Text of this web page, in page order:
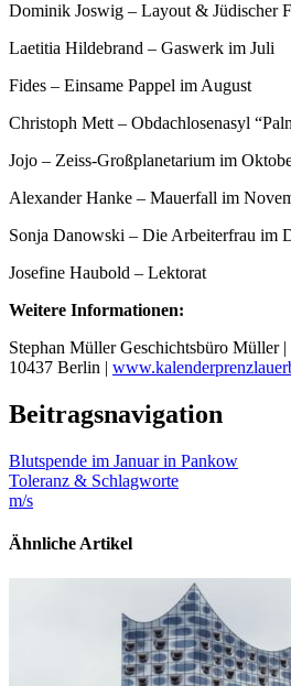
Dominik Joswig – Layout & Jüdischer
Laetitia Hildebrand – Gaswerk im Juli
Fides – Einsame Pappel im August
Christoph Mett – Obdachlosenasyl
Jojo – Zeiss-Großplanetarium im
Alexander Hanke – Mauerfall im
Sonja Danowski – Die Arbeiterfrau im
Josefine Haubold – Lektorat
Weitere Informationen:
Stephan Müller Geschichtsbüro Müller |
10437 Berlin |
Beitragsnavigation
Blutspende im Januar in Pankow
Toleranz & Schlagworte
m/s
Ähnliche Artikel